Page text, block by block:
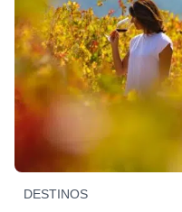
DESTINOS